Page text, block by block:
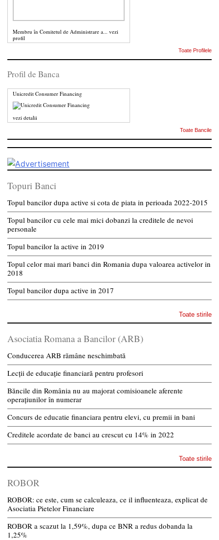
Membru în Comitetul de Administrare a... vezi
profil
Toate Profilele
Profil de Banca
Unicredit Consumer Financing
vezi detalii
Toate Bancile
Topuri Banci
Topul bancilor dupa active si cota de piata in perioada 2022-2015
Topul bancilor cu cele mai mici dobanzi la creditele de nevoi
personale
Topul bancilor la active in 2019
Topul celor mai mari banci din Romania dupa valoarea activelor in
2018
Topul bancilor dupa active in 2017
Toate stirile
Asociatia Romana a Bancilor (ARB)
Conducerea ARB rămâne neschimbată
Lecții de educație financiară pentru profesori
Băncile din România nu au majorat comisioanele aferente
operațiunilor în numerar
Concurs de educatie financiara pentru elevi, cu premii in bani
Creditele acordate de banci au crescut cu 14% in 2022
Toate stirile
ROBOR
ROBOR: ce este, cum se calculeaza, ce il influenteaza, explicat de
Asociatia Pietelor Financiare
ROBOR a scazut la 1,59%, dupa ce BNR a redus dobanda la
1,25%